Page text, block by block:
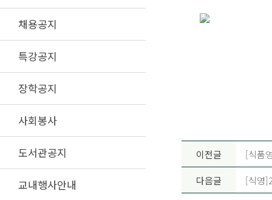
채용공지
특강공지
장학공지
사회봉사
도서관공지
교내행사안내
이전글 [식품
다음글 [식영